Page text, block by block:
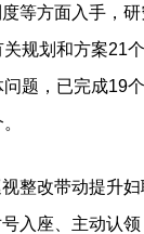
等方面入手，
规划和方案21
题，已完成19
改带动提升妇
入座、主动认领